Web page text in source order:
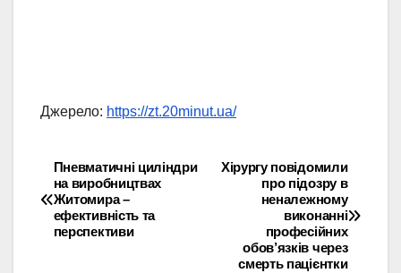
Джерело: https://zt.20minut.ua/
Навігація
записів
Хірургу повідомили
про підозру в
неналежному
виконанні
професійних
обов’язків через
смерть пацієнтки
Пневматичні циліндри
на виробництвах
Житомира –
ефективність та
перспективи